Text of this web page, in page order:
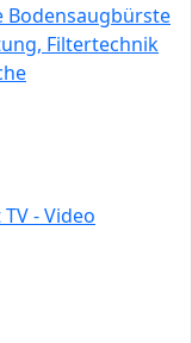
Bodensaugbürste
Filtertechnik
- Video